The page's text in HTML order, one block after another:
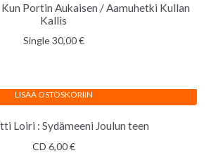
Portin Aukaisen / Aamuhetki Kullan
Kallis
Single30,00€
Loiri : Sydämeeni Joulun teen
CD 6,00€
LISÄÄ OSTOSKORIIN